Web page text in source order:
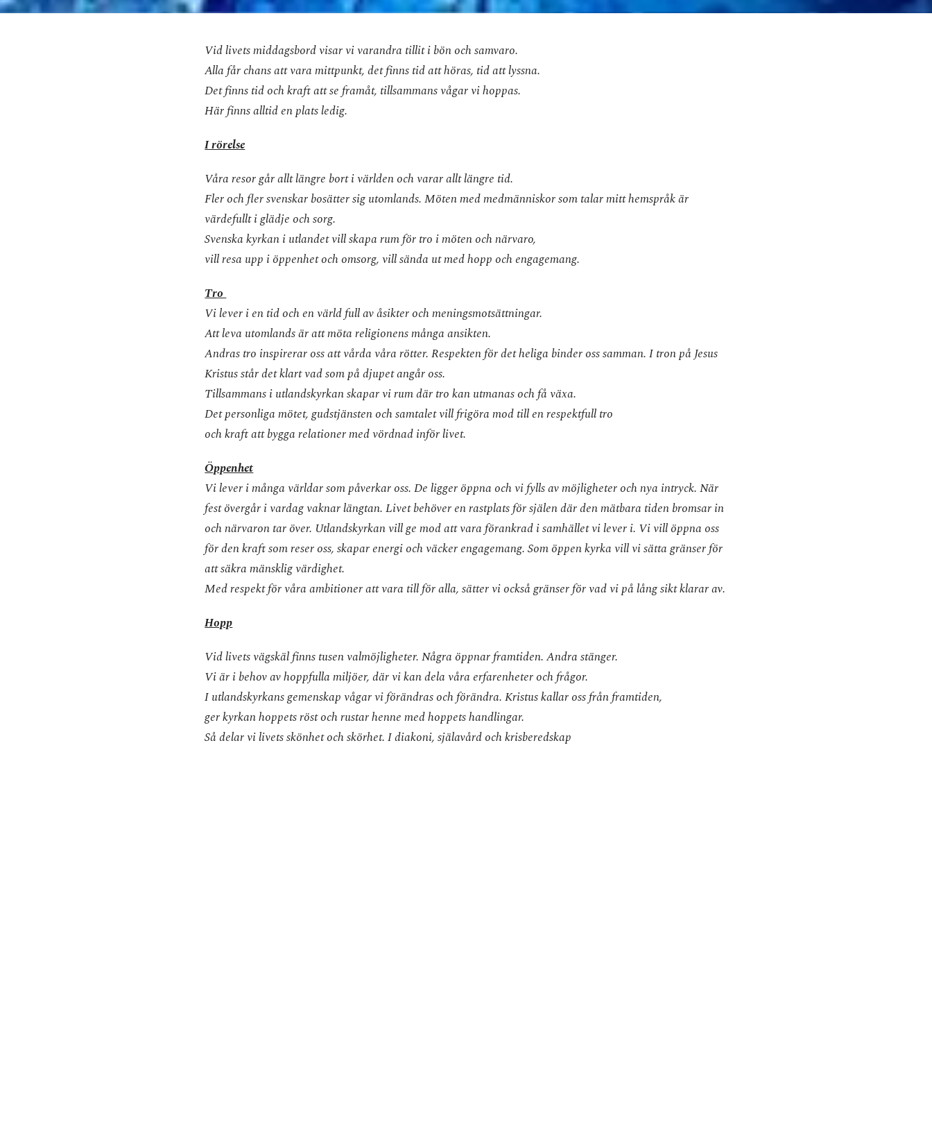
Vid livets middagsbord visar vi varandra tillit i bön och samvaro.
Alla får chans att vara mittpunkt, det finns tid att höras, tid att lyssna.
Det finns tid och kraft att se framåt, tillsammans vågar vi hoppas.
Här finns alltid en plats ledig.
I rörelse
Våra resor går allt längre bort i världen och varar allt längre tid.
Fler och fler svenskar bosätter sig utomlands. Möten med medmänniskor som talar mitt hemspråk är
värdefullt i glädje och sorg.
Svenska kyrkan i utlandet vill skapa rum för tro i möten och närvaro,
vill resa upp i öppenhet och omsorg, vill sända ut med hopp och engagemang.
Tro
Vi lever i en tid och en värld full av åsikter och meningsmotsättningar.
Att leva utomlands är att möta religionens många ansikten.
Andras tro inspirerar oss att vårda våra rötter. Respekten för det heliga binder oss samman. I tron på Jesus
Kristus står det klart vad som på djupet angår oss.
Tillsammans i utlandskyrkan skapar vi rum där tro kan utmanas och få växa.
Det personliga mötet, gudstjänsten och samtalet vill frigöra mod till en respektfull tro
och kraft att bygga relationer med vördnad inför livet.
Öppenhet
Vi lever i många världar som påverkar oss. De ligger öppna och vi fylls av möjligheter och nya intryck. När
fest övergår i vardag vaknar längtan. Livet behöver en rastplats för själen där den mätbara tiden bromsar in
och närvaron tar över. Utlandskyrkan vill ge mod att vara förankrad i samhället vi lever i. Vi vill öppna oss
för den kraft som reser oss, skapar energi och väcker engagemang. Som öppen kyrka vill vi sätta gränser för
att säkra mänsklig värdighet.
Med respekt för våra ambitioner att vara till för alla, sätter vi också gränser för vad vi på lång sikt klarar av.
Hopp
Vid livets vägskäl finns tusen valmöjligheter. Några öppnar framtiden. Andra stänger.
Vi är i behov av hoppfulla miljöer, där vi kan dela våra erfarenheter och frågor.
I utlandskyrkans gemenskap vågar vi förändras och förändra. Kristus kallar oss från framtiden,
ger kyrkan hoppets röst och rustar henne med hoppets handlingar.
Så delar vi livets skönhet och skörhet. I diakoni, själavård och krisberedskap